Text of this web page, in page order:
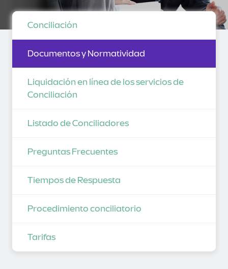
Conciliación
Documentos y Normatividad
Liquidación en línea de los servicios de
Conciliación
Listado de Conciliadores
Preguntas Frecuentes
Tiempos de Respuesta
Procedimiento conciliatorio
Tarifas